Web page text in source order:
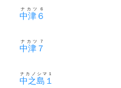
中津６
ナカツ６
中津７
ナカツ７
中之島１
ナカノシマ１